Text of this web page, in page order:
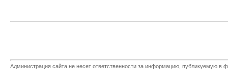
Администрация сайта не несет ответственности за информацию, публикуемую